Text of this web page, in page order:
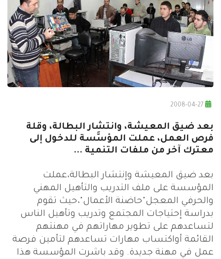
بعد ضيق المعيشة، وانتشار البطالة، وقلة
فرص العمل، عملت المؤسَّسة للدخول إلى
معترك آخر من ملفات التنمية ...
بعد ضيق المعيشة وإنتشار البطالة،عملت
المؤسسة على ملف التدريب والتأهيل المهني
والحرفي المعجل"حاضنة الأعمال"،حيث تقوم
بدراسة إحتياجات المجتمع وتدريب وتأهيل الناس
لتساعدهم على تطوير مهاراتهم في مهنتهم
القائمة أواكتساب مهارات تساعدهم لتأمين فرصة
عمل في مهنة جديدة. وقد باشرت المؤسسة هذا